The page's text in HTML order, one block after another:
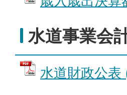
水道事業会
水道財政公